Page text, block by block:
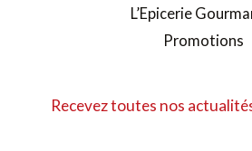
L’Epicerie
Promotions
Recevez toutes nos